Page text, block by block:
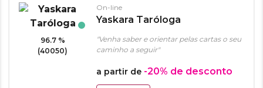
96.7 %
(40050)
On-line
Yaskara Taróloga
"Venha saber e orientar pelas cartas o seu
caminho a seguir"
a partir de -20% de desconto